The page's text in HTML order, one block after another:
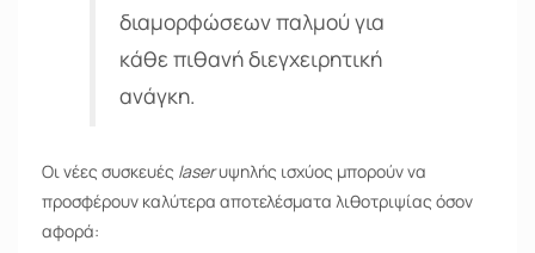
διαμορφώσεων παλμού για
κάθε πιθανή διεγχειρητική
ανάγκη.
Οι νέες συσκευές laserυψηλής ισχύος μπορούν να
προσφέρουν καλύτερα αποτελέσματα λιθοτριψίας όσον
αφορά: